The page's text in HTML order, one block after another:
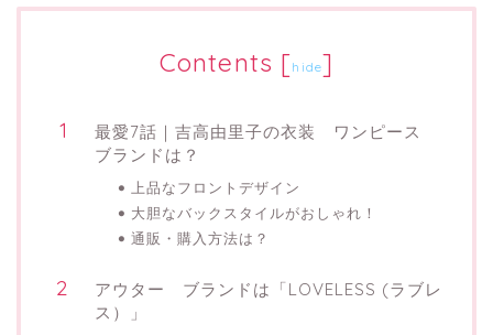
Contents [hide]
最愛7話｜吉高由里子の衣装 ワンピース
ブランドは？
上品なフロントデザイン
大胆なバックスタイルがおしゃれ！
通販・購入方法は？
アウター ブランドは「LOVELESS (ラブレ
ス）」